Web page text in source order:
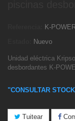
K-
Nuevo
Unidad eléctrica
desbordantes K-
"CONSULTAR
Tuitear